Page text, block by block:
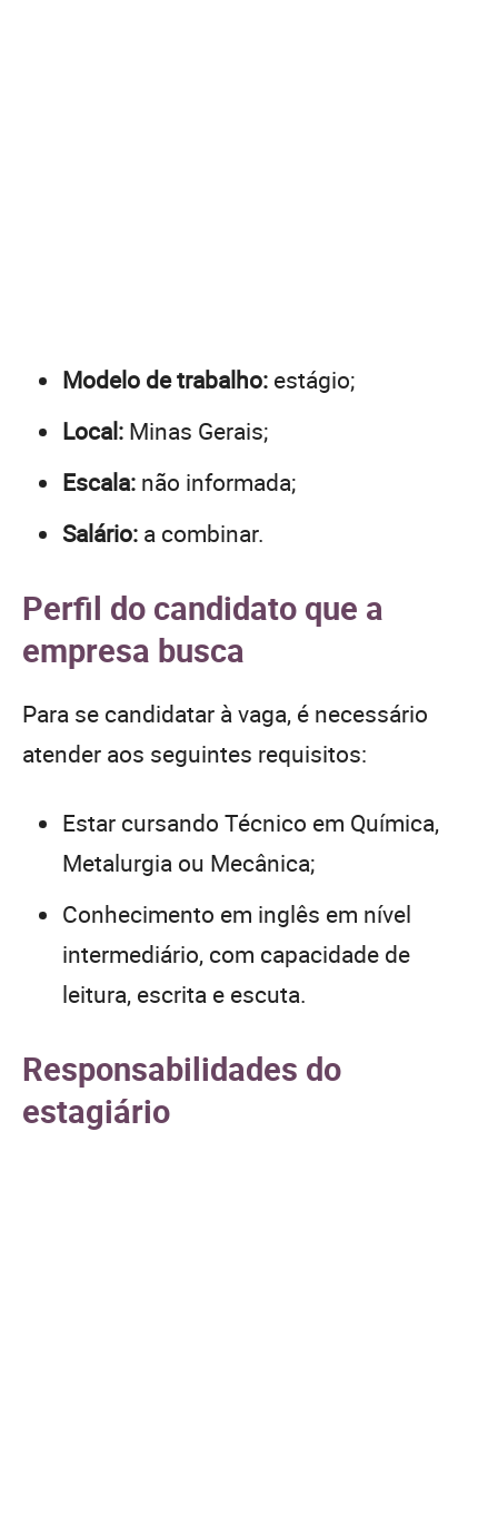
Modelo de trabalho: estágio;
Local: Minas Gerais;
Escala: não informada;
Salário: a combinar.
Perfil do candidato que a
empresa busca
Para se candidatar à vaga, é necessário
atender aos seguintes requisitos:
Estar cursando Técnico em Química,
Metalurgia ou Mecânica;
Conhecimento em inglês em nível
intermediário, com capacidade de
leitura, escrita e escuta.
Responsabilidades do
estagiário